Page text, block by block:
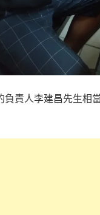
負責人李建昌先生相